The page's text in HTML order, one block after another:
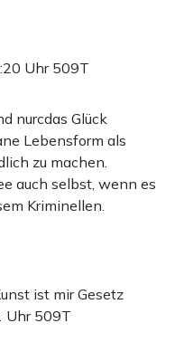
Uhr 509T
nurcdas Glück
Lebensform als
zu machen.
auch selbst, wenn es
Kriminellen.
ist mir Gesetz
Uhr 509T